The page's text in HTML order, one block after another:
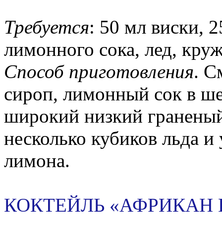
Требуется: 50 мл виски,
лимонного сока, лед,
Способ приготовления.
сироп, лимонный сок в
широкий низкий
несколько кубиков льда
лимона.
КОКТЕЙЛЬ «АФРИКАН